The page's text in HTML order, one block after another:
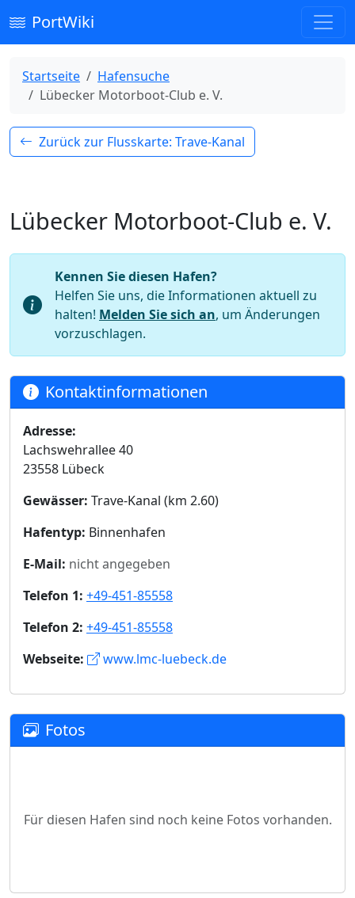
PortWiki
Startseite
Hafensuche
Lübecker Motorboot-Club e. V.
Zurück zur Flusskarte: Trave-Kanal
Lübecker Motorboot-Club e. V.
Kennen Sie diesen Hafen?
Helfen Sie uns, die Informationen aktuell zu
halten! Melden Sie sich an, um Änderungen
vorzuschlagen.
Kontaktinformationen
Adresse:
Lachswehrallee 40
23558 Lübeck
Gewässer: Trave-Kanal (km 2.60)
Hafentyp: Binnenhafen
E-Mail: nicht angegeben
Telefon 1: +49-451-85558
Telefon 2: +49-451-85558
Webseite:
www.lmc-luebeck.de
Fotos
Für diesen Hafen sind noch keine Fotos vorhanden.